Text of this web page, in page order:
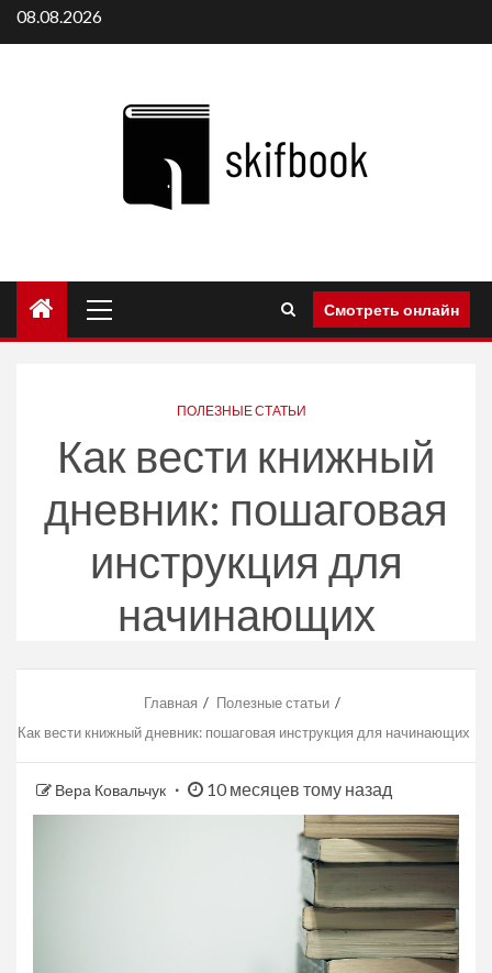
Перейти
к
08.08.2026
меню
Смотреть онлайн
ПОЛЕЗНЫЕ СТАТЬИ
Как вести книжный
дневник: пошаговая
инструкция для
начинающих
Главная
Полезные статьи
Как вести книжный дневник: пошаговая инструкция для начинающих
Вера Ковальчук 10 месяцев тому назад